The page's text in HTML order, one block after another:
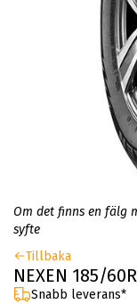
Om det finns en fälg
syfte
Tillbaka
NEXEN 185/
Snabb leverans*